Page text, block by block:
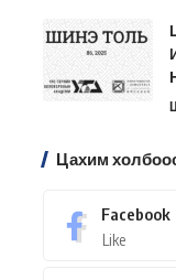
Цахим
Facebook
Like